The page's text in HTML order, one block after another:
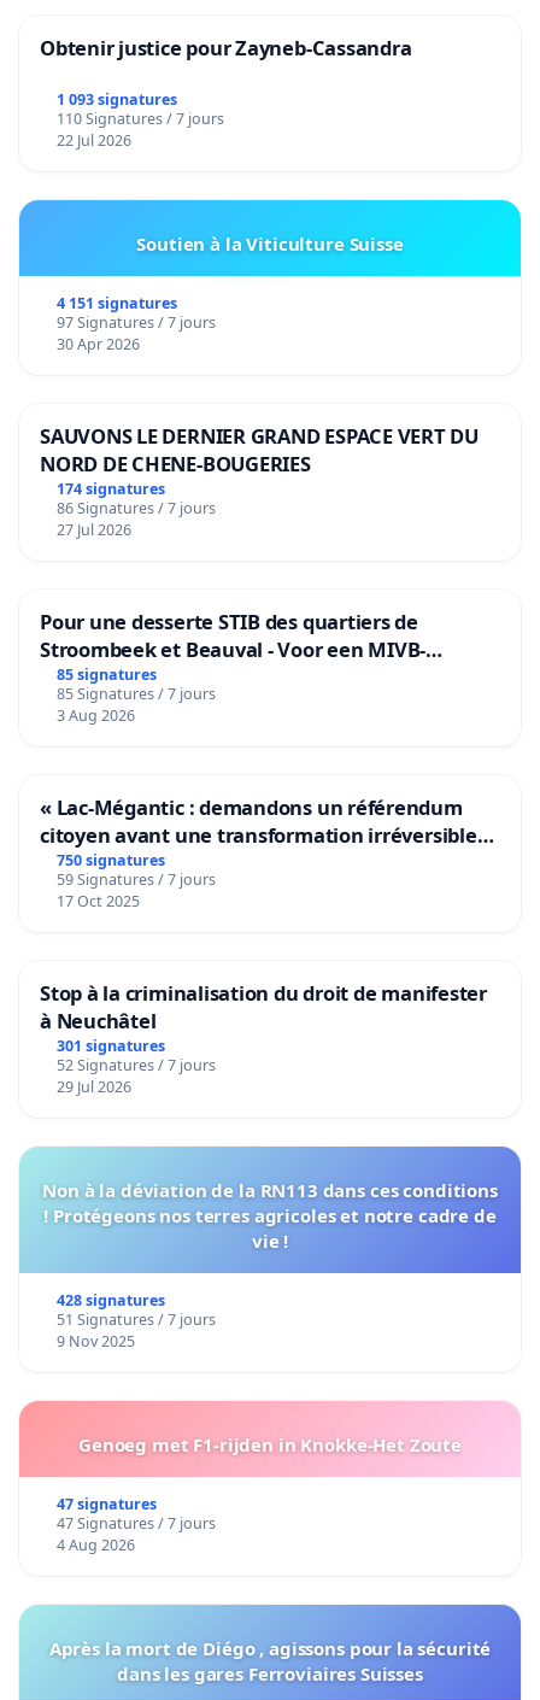
Obtenir justice pour Zayneb-Cassandra
1 093 signatures
110 Signatures / 7 jours
22 Jul 2026
Soutien à la Viticulture Suisse
4 151 signatures
97 Signatures / 7 jours
30 Apr 2026
SAUVONS LE DERNIER GRAND ESPACE VERT DU
NORD DE CHENE-BOUGERIES
174 signatures
86 Signatures / 7 jours
27 Jul 2026
Pour une desserte STIB des quartiers de
Stroombeek et Beauval - Voor een MIVB-
bediening van de wijken Strombeek en Het
Voor
85 signatures
85 Signatures / 7 jours
3 Aug 2026
« Lac-Mégantic : demandons un référendum
citoyen avant une transformation irréversible
de notre territoire »
750 signatures
59 Signatures / 7 jours
17 Oct 2025
Stop à la criminalisation du droit de manifester
à Neuchâtel
301 signatures
52 Signatures / 7 jours
29 Jul 2026
Non à la déviation de la RN113 dans ces conditions
! Protégeons nos terres agricoles et notre cadre de
vie !
428 signatures
51 Signatures / 7 jours
9 Nov 2025
Genoeg met F1-rijden in Knokke-Het Zoute
47 signatures
47 Signatures / 7 jours
4 Aug 2026
Après la mort de Diégo , agissons pour la sécurité
dans les gares Ferroviaires Suisses